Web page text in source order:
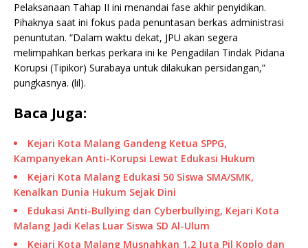
Pelaksanaan Tahap II ini menandai fase akhir penyidikan.
Pihaknya saat ini fokus pada penuntasan berkas administrasi
penuntutan. “Dalam waktu dekat, JPU akan segera
melimpahkan berkas perkara ini ke Pengadilan Tindak Pidana
Korupsi (Tipikor) Surabaya untuk dilakukan persidangan,”
pungkasnya. (lil).
Baca Juga:
Kejari Kota Malang Gandeng Ketua SPPG,
Kampanyekan Anti-Korupsi Lewat Edukasi Hukum
Kejari Kota Malang Edukasi 50 Siswa SMA/SMK,
Kenalkan Dunia Hukum Sejak Dini
Edukasi Anti-Bullying dan Cyberbullying, Kejari Kota
Malang Jadi Kelas Luar Siswa SD Al-Ulum
Kejari Kota Malang Musnahkan 1,2 Juta Pil Koplo dan